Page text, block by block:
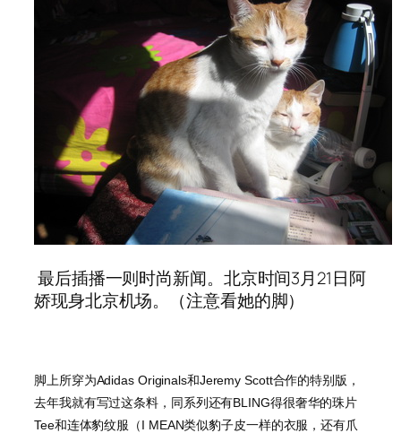
最后插播一则时尚新闻。北京时间3月21日阿
娇现身北京机场。（注意看她的脚）
脚上所穿为Adidas Originals和Jeremy Scott合作的特别版，
去年我就有写过这条料，同系列还有BLING得很奢华的珠片
Tee和连体豹纹服（I MEAN类似豹子皮一样的衣服，还有爪